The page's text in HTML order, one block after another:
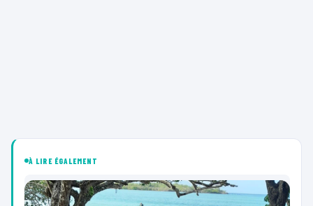
À LIRE ÉGALEMENT